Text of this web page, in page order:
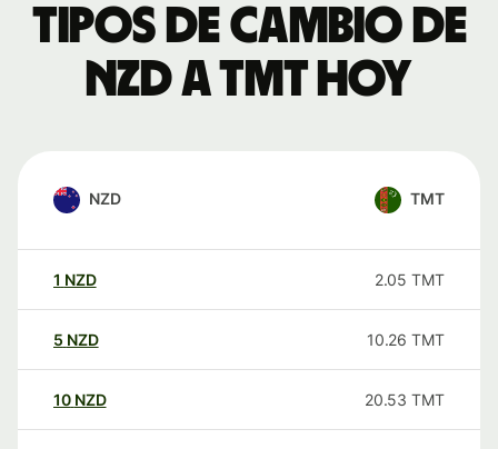
Tipos de cambio de
NZD a TMT hoy
NZD TMT
1 NZD 2.05 TMT
5 NZD 10.26 TMT
10 NZD 20.53 TMT